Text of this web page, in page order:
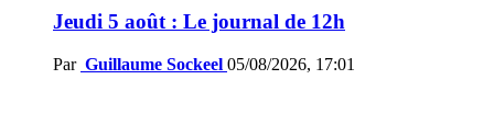
Jeudi 5 août : Le journal de 12h
Par Guillaume Sockeel 05/08/2026, 17:01